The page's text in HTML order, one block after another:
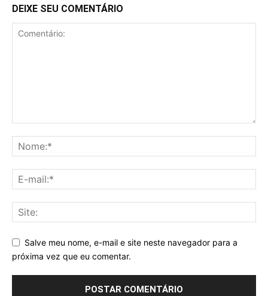
DEIXE SEU COMENTÁRIO
Salve meu nome, e-mail e site neste navegador para a
próxima vez que eu comentar.